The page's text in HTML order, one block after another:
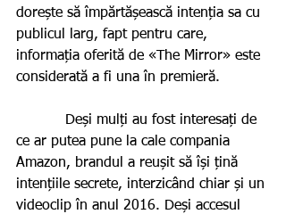
dorește să împărtășească intenția sa cu
publicul larg, fapt pentru care,
informația oferită de «The Mirror» este
considerată a fi una în premieră.
ce ar putea pune la cale compania
Amazon, brandul a reușit să își țină
intențiile secrete, interzicând chiar și un
videoclip în anul 2016. Deși accesul